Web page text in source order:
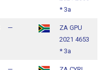
* 3a
—
ZA GPU
2021 4653
* 3a